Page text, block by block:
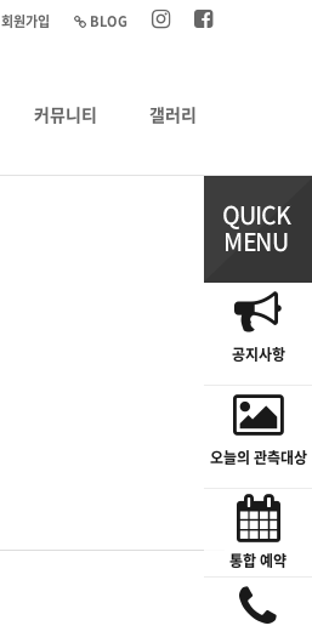
BLOG
회원가입
커뮤니티 갤러리
공지사항
오늘의 관측대상
통합 예약